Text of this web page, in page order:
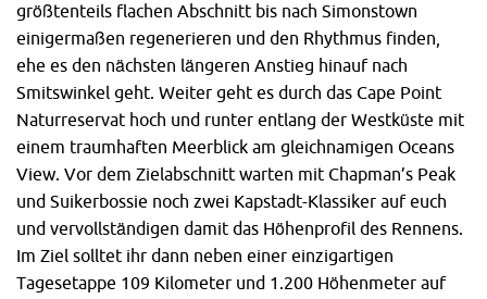
größtenteils flachen Abschnitt bis nach Simonstown
einigermaßen regenerieren und den Rhythmus finden,
ehe es den nächsten längeren Anstieg hinauf nach
Smitswinkel geht. Weiter geht es durch das Cape Point
Naturreservat hoch und runter entlang der Westküste mit
einem traumhaften Meerblick am gleichnamigen Oceans
View. Vor dem Zielabschnitt warten mit Chapman’s Peak
und Suikerbossie noch zwei Kapstadt-Klassiker auf euch
und vervollständigen damit das Höhenprofil des Rennens.
Im Ziel solltet ihr dann neben einer einzigartigen
Tagesetappe 109 Kilometer und 1.200 Höhenmeter auf